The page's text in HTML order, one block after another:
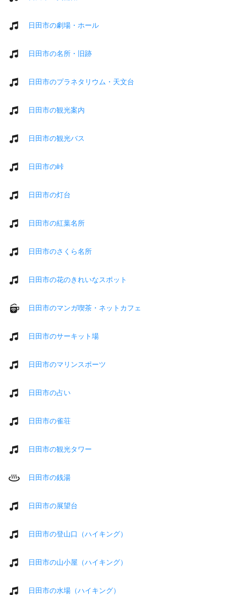
日田市の劇場・ホール
日田市の名所・旧跡
日田市のプラネタリウム・天文台
日田市の観光案内
日田市の観光バス
日田市の峠
日田市の灯台
日田市の紅葉名所
日田市のさくら名所
日田市の花のきれいなスポット
日田市のマンガ喫茶・ネットカフェ
日田市のサーキット場
日田市のマリンスポーツ
日田市の占い
日田市の雀荘
日田市の観光タワー
日田市の銭湯
日田市の展望台
日田市の登山口（ハイキング）
日田市の山小屋（ハイキング）
日田市の水場（ハイキング）